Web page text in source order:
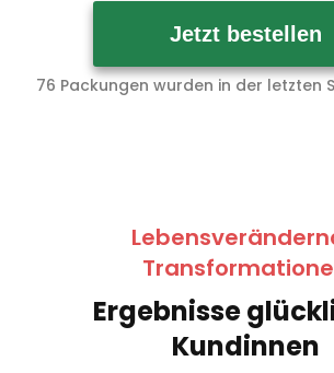
Jetzt bestellen
76 Packungen wurden in der letzten
Ergebnisse
Kundinnen